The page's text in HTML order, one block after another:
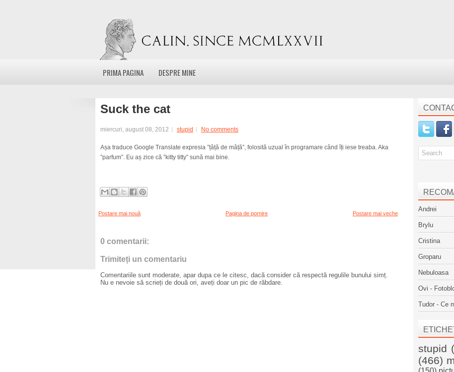
PRIMA PAGINA DESPRE MINE
Suck the cat
miercuri, august 08, 2012 stupid No comments
Așa traduce Google Translate expresia ”țâță de mâță”, folosită uzual în programare când îți iese treaba. Aka
”parfum”. Eu aș zice că ”kitty titty” sună mai bine.
Postare mai nouă Postare mai veche
Pagina de pornire
0 comentarii:
Trimiteți un comentariu
Comentariile sunt moderate, apar dupa ce le citesc, dacă consider că respectă regulile bunului simț.
Nu e nevoie să scrieți de două ori, aveți doar un pic de răbdare.
Andrei
Brylu
Cristina
Groparu
Nebuloasa
Ovi -
Tudor - Ce
stupid
(466)